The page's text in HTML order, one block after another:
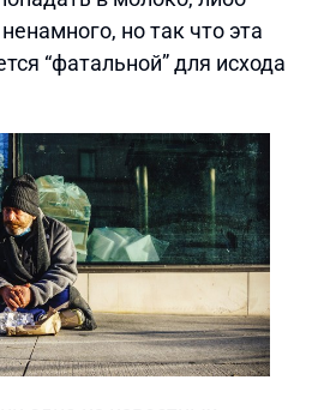
но так что эта
“фатальной” для исхода